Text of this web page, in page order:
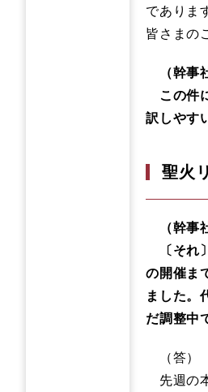
でありま
皆さまの
（幹事
この件
訳しやす
聖火
（幹事
〔それ
の開催ま
ました。
だ調整中
（答）
先週の